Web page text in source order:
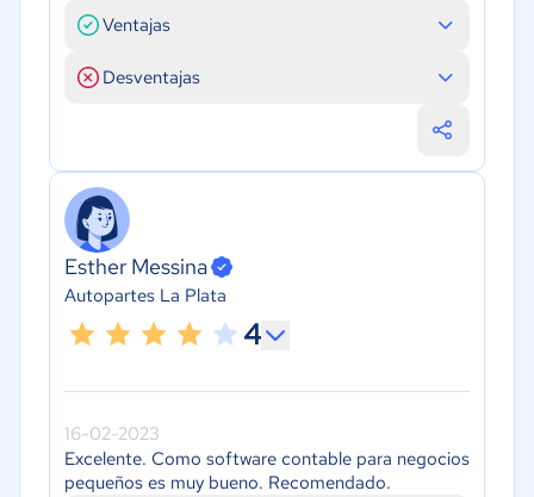
Ventajas
Desventajas
Esther Messina
Autopartes La Plata
4
16-02-2023
Excelente. Como software contable para negocios
pequeños es muy bueno. Recomendado.